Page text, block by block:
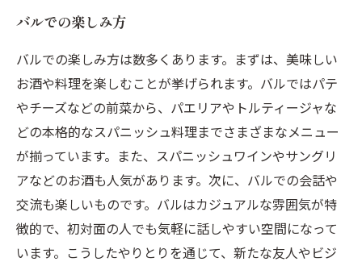
バルでの楽しみ方
バルでの楽しみ方は数多くあります。まずは、美味しい
お酒や料理を楽しむことが挙げられます。バルではパテ
やチーズなどの前菜から、パエリアやトルティージャな
どの本格的なスパニッシュ料理までさまざまなメニュー
が揃っています。また、スパニッシュワインやサングリ
アなどのお酒も人気があります。次に、バルでの会話や
交流も楽しいものです。バルはカジュアルな雰囲気が特
徴的で、初対面の人でも気軽に話しやすい空間になって
います。こうしたやりとりを通じて、新たな友人やビジ